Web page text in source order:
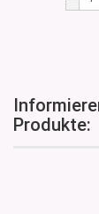
Produkte: